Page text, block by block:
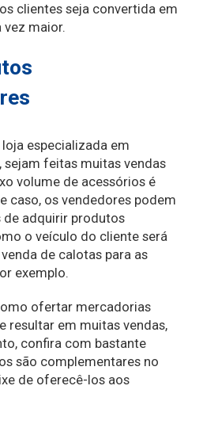
clientes seja convertida em
maior.
especializada em
feitas muitas vendas
volume de acessórios é
caso, os vendedores podem
de adquirir produtos
o veículo do cliente será
de calotas para as
exemplo.
ofertar mercadorias
resultar em muitas vendas,
confira com bastante
são complementares no
de oferecê-los aos